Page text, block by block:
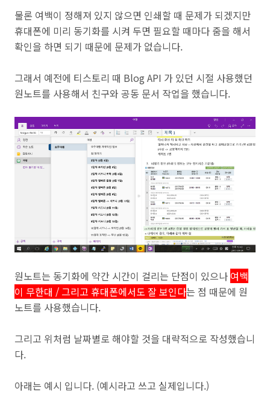
물론 여백이 정해져 있지 않으면 인쇄할 때 문제가 되겠지만
휴대폰에 미리 동기화를 시켜 두면 필요할 때마다 줌을 해서
확인을 하면 되기 때문에 문제가 없습니다.
그래서 예전에 티스토리 때 Blog API 가 있던 시절 사용했던
원노트를 사용해서 친구와 공동 문서 작업을 했습니다.
원노트는 동기화에 약간 시간이 걸리는 단점이 있으나 여백
이 무한대 / 그리고 휴대폰에서도 잘 보인다는 점 때문에 원
노트를 사용했습니다.
그리고 위처럼 날짜별로 해야할 것을 대략적으로 작성했습니
다.
아래는 예시 입니다. (예시라고 쓰고 실제입니다.)